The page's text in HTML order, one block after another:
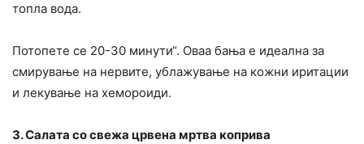
топла вода.
Потопете се 20-30 минути“. Оваа бања е идеална за
смирување на нервите, ублажување на кожни иритации
и лекување на хемороиди.
3. Салата со свежа црвена мртва коприва